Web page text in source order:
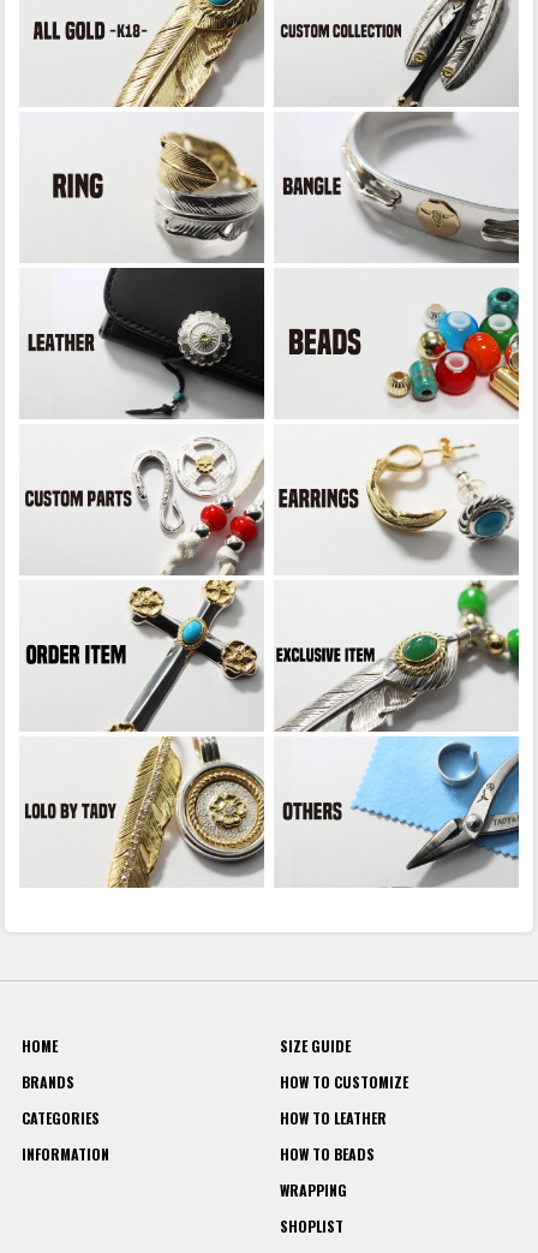
HOME
BRANDS
CATEGORIES
INFORMATION
SIZE GUIDE
HOW TO CUSTOMIZE
HOW TO LEATHER
HOW TO BEADS
WRAPPING
SHOPLIST